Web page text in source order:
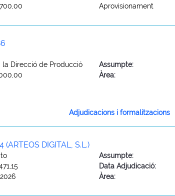
Aprovisionament
Direcció de Producció
Assumpte:
Àrea:
Adjudicacions i formalitzacions
DIGITAL, S.L.)
Assumpte:
Data Adjudicació:
Àrea: